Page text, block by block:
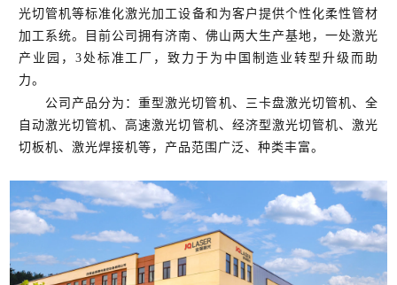
光切管机等标准化激光加工设备和为客户提供个性化柔性管材
加工系统。目前公司拥有济南、佛山两大生产基地，一处激光
产业园，3处标准工厂，致力于为中国制造业转型升级而助
力。
公司产品分为：重型激光切管机、三卡盘激光切管机、全
自动激光切管机、高速激光切管机、经济型激光切管机、激光
切板机、激光焊接机等，产品范围广泛、种类丰富。